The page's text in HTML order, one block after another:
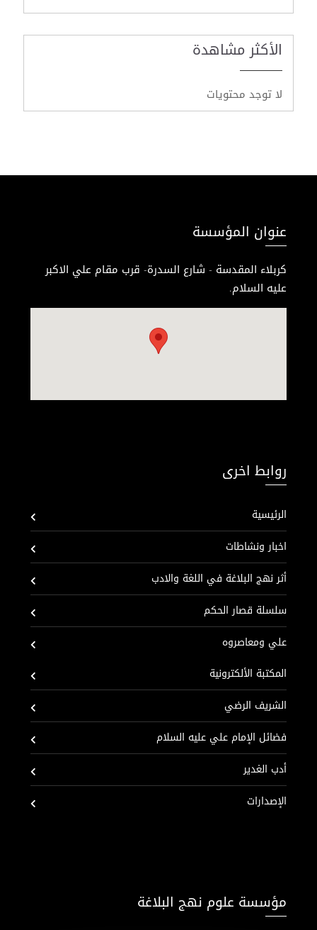
الأكثر مشاهدة
لا توجد محتويات
عنوان المؤسسة
كربلاء المقدسة - شارع السدرة- قرب مقام علي الاكبر
عليه السلام.
روابط اخرى
الرئيسية
اخبار ونشاطات
أثر نهج البلاغة في اللغة والادب
سلسلة قصار الحكم
علي ومعاصروه
المكتبة الألكترونية
الشريف الرضي
فضائل الإمام علي عليه السلام
أدب الغدير
الإصدارات
مؤسسة علوم نهج البلاغة